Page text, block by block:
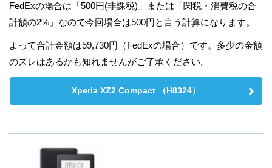
FedExの場合は「500円(非課税)」または「関税・消費税の合
計額の2%」なので今回場合は500円と言う計算になります。
よって合計金額は59,730円（FedExの場合）です。多少の金額
のズレはあるかも知れませんがご了承ください。
Xperia XZ2 Compact （H8324）